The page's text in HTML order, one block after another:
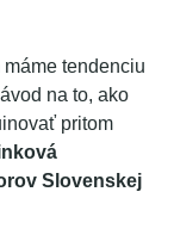
tendenciu
na to, ako
pritom
Slovenskej